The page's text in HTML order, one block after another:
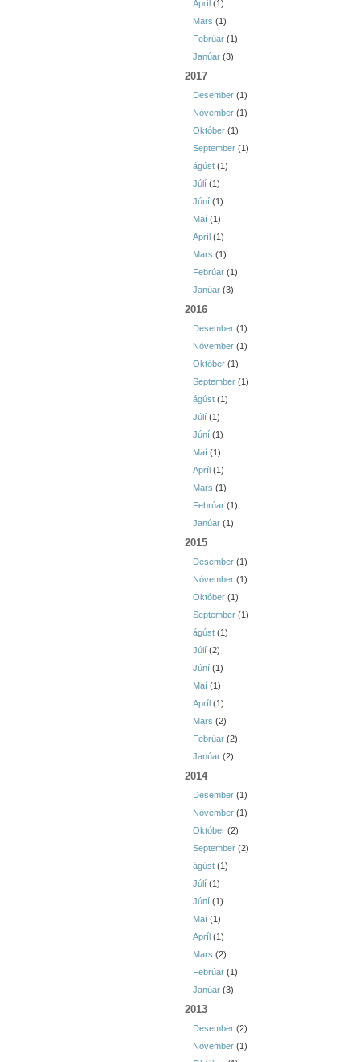
Apríl (1)
Mars (1)
Febrúar (1)
Janúar (3)
2017
Desember (1)
Nóvember (1)
Október (1)
September (1)
ágúst (1)
Júlí (1)
Júní (1)
Maí (1)
Apríl (1)
Mars (1)
Febrúar (1)
Janúar (3)
2016
Desember (1)
Nóvember (1)
Október (1)
September (1)
ágúst (1)
Júlí (1)
Júní (1)
Maí (1)
Apríl (1)
Mars (1)
Febrúar (1)
Janúar (1)
2015
Desember (1)
Nóvember (1)
Október (1)
September (1)
ágúst (1)
Júlí (2)
Júní (1)
Maí (1)
Apríl (1)
Mars (2)
Febrúar (2)
Janúar (2)
2014
Desember (1)
Nóvember (1)
Október (2)
September (2)
ágúst (1)
Júlí (1)
Júní (1)
Maí (1)
Apríl (1)
Mars (2)
Febrúar (1)
Janúar (3)
2013
Desember (2)
Nóvember (1)